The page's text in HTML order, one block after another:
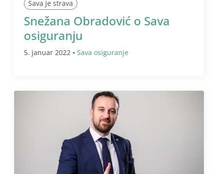
Sava je strava
Snežana Obradović o Sava
osiguranju
5. januar 2022 • Sava osiguranje